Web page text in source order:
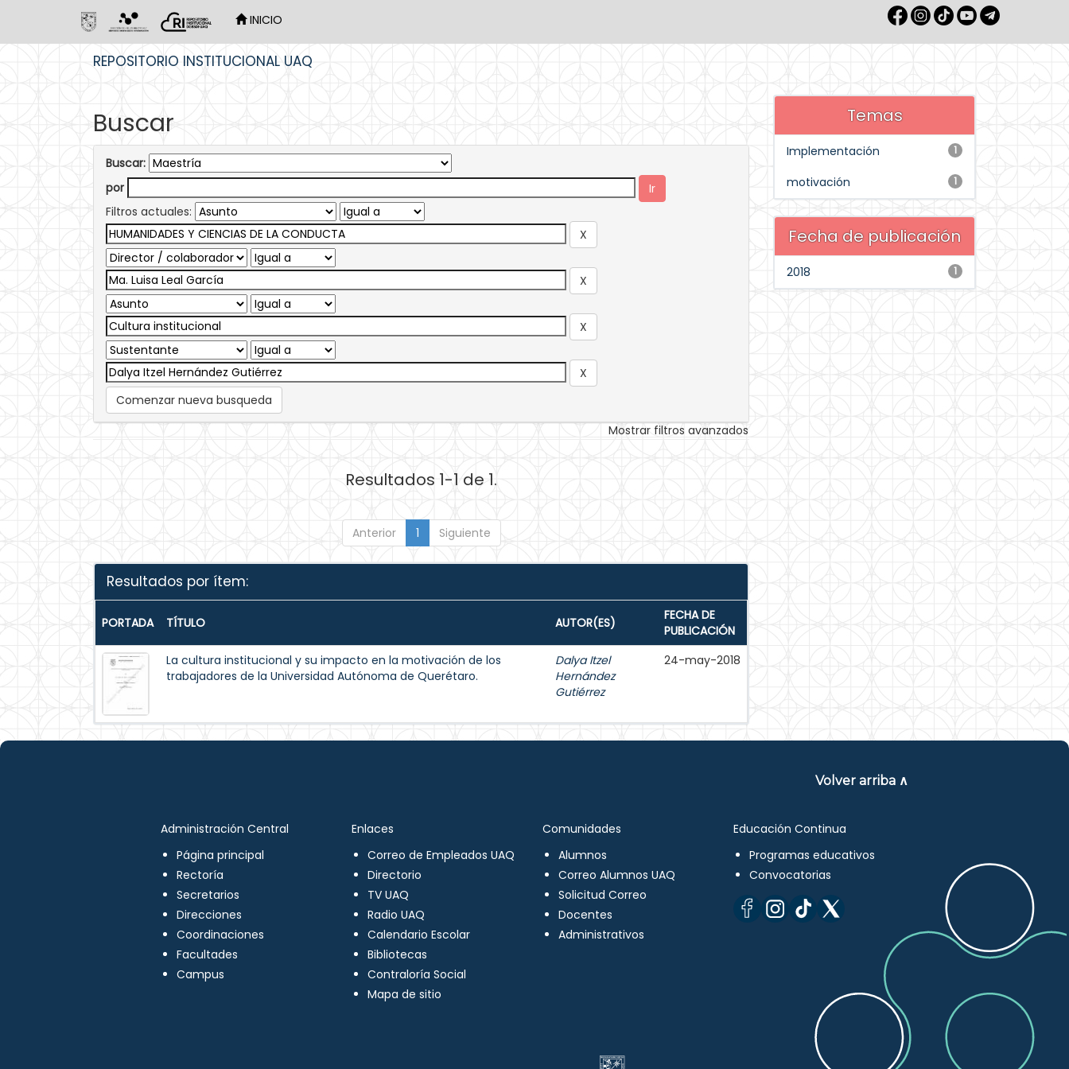
INICIO
REPOSITORIO INSTITUCIONAL UAQ
Buscar
Buscar:
por
Filtros actuales:
Comenzar nueva busqueda
Mostrar filtros avanzados
Resultados 1-1 de 1.
Anterior 1 Siguiente
Resultados por ítem:
PORTADA TÍTULO AUTOR(ES)
FECHA DE
PUBLICACIÓN
La cultura institucional y su impacto en la motivación de los
trabajadores de la Universidad Autónoma de Querétaro.
Dalya Itzel
Hernández
Gutiérrez
24-may-2018
Temas
1
Implementación
1
motivación
Fecha de publicación
1
2018
Volver arriba ∧
Administración Central
Página principal
Rectoría
Secretarios
Direcciones
Coordinaciones
Facultades
Campus
Enlaces
Correo de Empleados UAQ
Directorio
TV UAQ
Radio UAQ
Calendario Escolar
Bibliotecas
Contraloría Social
Mapa de sitio
Comunidades
Alumnos
Correo Alumnos UAQ
Solicitud Correo
Docentes
Administrativos
Educación Continua
Programas educativos
Convocatorias